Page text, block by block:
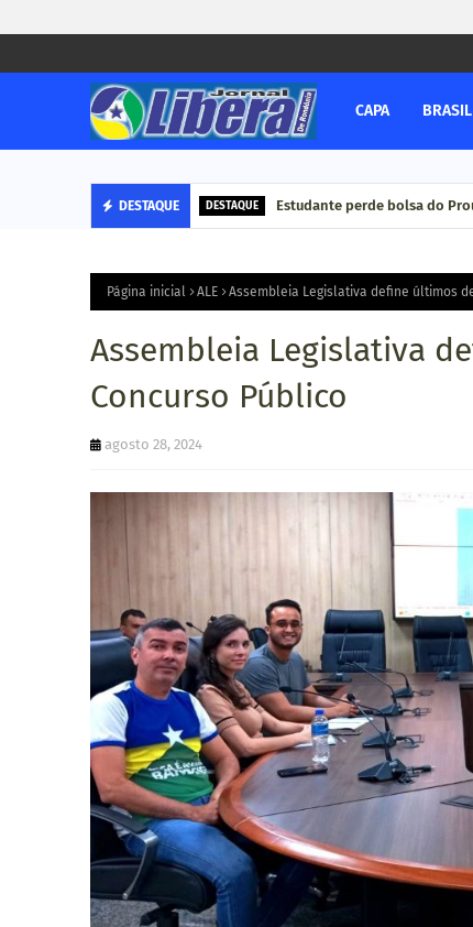
CAPA BRASIL
DESTAQUE DESTAQUE Estudante perde bolsa do
Página inicial ALE Assembleia Legislativa define últimos
Assembleia Legislativa
Concurso Público
agosto 28, 2024